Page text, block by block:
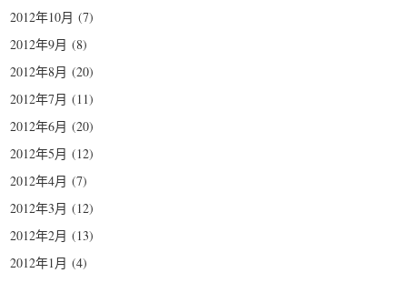
2012年10月 (7)
2012年9月 (8)
2012年8月 (20)
2012年7月 (11)
2012年6月 (20)
2012年5月 (12)
2012年4月 (7)
2012年3月 (12)
2012年2月 (13)
2012年1月 (4)